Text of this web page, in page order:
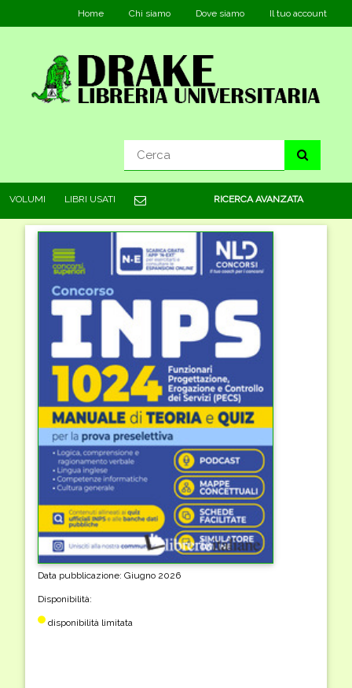
Home Chi siamo Dove siamo Il tuo account
VOLUMI LIBRI USATI RICERCA AVANZATA
Data pubblicazione: Giugno 2026
Disponibilità:
disponibilità limitata